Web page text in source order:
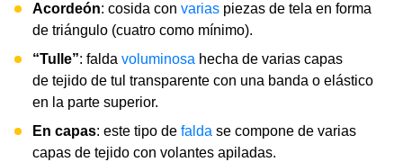
Acordeón: cosida con varias piezas de tela en forma
de triángulo (cuatro como mínimo).
“Tulle”: falda voluminosa hecha de varias capas
de tejido de tul transparente con una banda o elástico
en la parte superior.
En capas: este tipo de falda se compone de varias
capas de tejido con volantes apiladas.